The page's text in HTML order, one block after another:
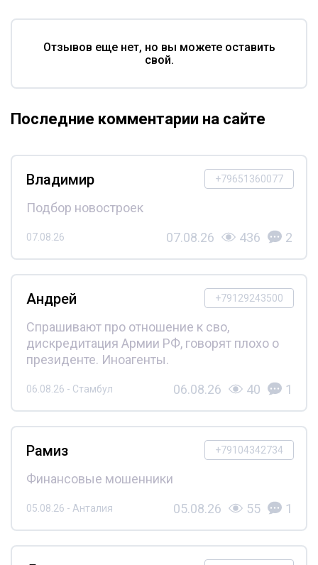
Отзывов еще нет, но вы можете оставить
свой.
Последние комментарии на сайте
+79651360077
Владимир
Подбор новостроек
07.08.26 07.08.26 436 2
+79129243500
Андрей
Спрашивают про отношение к сво,
дискредитация Армии РФ, говорят плохо о
президенте. Иноагенты.
06.08.26 - Стамбул 06.08.26 40 1
+79104342734
Рамиз
Финансовые мошенники
05.08.26 - Анталия 05.08.26 55 1